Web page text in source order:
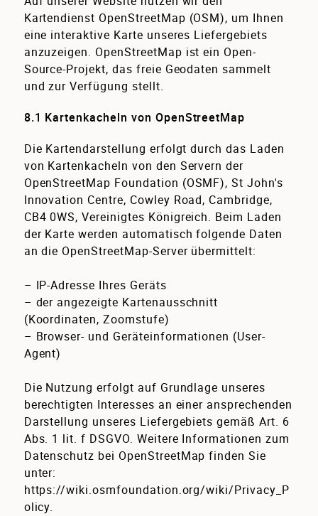
Kartendienst OpenStreetMap (OSM), um Ihnen
eine interaktive Karte unseres Liefergebiets
anzuzeigen. OpenStreetMap ist ein Open-
Source-Projekt, das freie Geodaten sammelt
und zur Verfügung stellt.
8.1 Kartenkacheln von OpenStreetMap
Die Kartendarstellung erfolgt durch das Laden
von Kartenkacheln von den Servern der
OpenStreetMap Foundation (OSMF), St John's
Innovation Centre, Cowley Road, Cambridge,
CB4 0WS, Vereinigtes Königreich. Beim Laden
der Karte werden automatisch folgende Daten
an die OpenStreetMap-Server übermittelt:
– IP-Adresse Ihres Geräts
– der angezeigte Kartenausschnitt
(Koordinaten, Zoomstufe)
– Browser- und Geräteinformationen (User-
Agent)
Die Nutzung erfolgt auf Grundlage unseres
berechtigten Interesses an einer ansprechenden
Darstellung unseres Liefergebiets gemäß Art. 6
Abs. 1 lit. f DSGVO. Weitere Informationen zum
Datenschutz bei OpenStreetMap finden Sie
unter:
https://wiki.osmfoundation.org/wiki/Privacy_P
olicy.